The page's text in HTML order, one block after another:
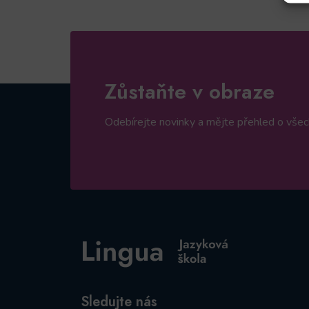
Zůstaňte v obraze
Odebírejte novinky a mějte přehled o
Sledujte nás